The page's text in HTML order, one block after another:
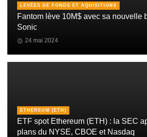
LEVÉES DE FONDS ET AQUISITIONS
Fantom lève 10M$ avec sa nouvelle
Sonic
24 mai 2024
ETHEREUM (ETH)
ETF spot Ethereum (ETH) : la SEC
plans du NYSE, CBOE et Nasdaq